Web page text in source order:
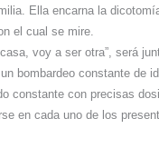
Ella encarna la
el cual se mire.
voy a ser otra”, será
bombardeo constante de
constante con precisas
en cada uno de los